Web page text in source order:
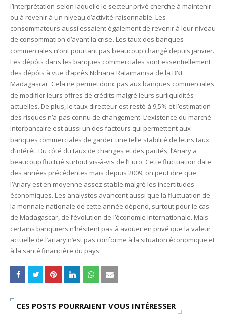
Tourisme : l'Afrique fait le pari du luxe et de la durabilité
Tourisme : le Maroc confirme sa vitalité
Unknown
Aug 07 2026
l’interprétation selon laquelle le secteur privé cherche à maintenir
ou à revenir à un niveau d’activité raisonnable. Les
consommateurs aussi essaient également de revenir à leur niveau
de consommation d’avant la crise. Les taux des banques
commerciales n’ont pourtant pas beaucoup changé depuis janvier.
Les dépôts dans les banques commerciales sont essentiellement
des dépôts à vue d’après Ndriana Ralaimanisa de la BNI
Madagascar. Cela ne permet donc pas aux banques commerciales
de modifier leurs offres de crédits malgré leurs surliquidités
actuelles. De plus, le taux directeur est resté à 9,5% et l’estimation
des risques n’a pas connu de changement. L’existence du marché
interbancaire est aussi un des facteurs qui permettent aux
banques commerciales de garder une telle stabilité de leurs taux
d’intérêt. Du côté du taux de changes et des parités, l’Ariary a
beaucoup fluctué surtout vis-à-vis de l’Euro. Cette fluctuation date
des années précédentes mais depuis 2009, on peut dire que
l’Ariary est en moyenne assez stable malgré les incertitudes
économiques. Les analystes avancent aussi que la fluctuation de
la monnaie nationale de cette année dépend, surtout pour le cas
de Madagascar, de l’évolution de l’économie internationale. Mais
certains banquiers n’hésitent pas à avouer en privé que la valeur
actuelle de l’ariary n’est pas conforme à la situation économique et
à la santé financière du pays.
CES POSTS POURRAIENT VOUS INTÉRESSER